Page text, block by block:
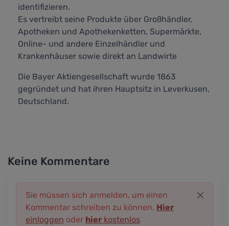
identifizieren.
Es vertreibt seine Produkte über Großhändler,
Apotheken und Apothekenketten, Supermärkte,
Online- und andere Einzelhändler und
Krankenhäuser sowie direkt an Landwirte
Die Bayer Aktiengesellschaft wurde 1863
gegründet und hat ihren Hauptsitz in Leverkusen,
Deutschland.
Keine Kommentare
Sie müssen sich anmelden, um einen
Kommentar schreiben zu können. Hier
einloggen oder hier kostenlos